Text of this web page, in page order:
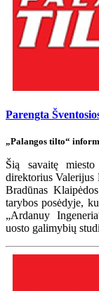
Parengta
„Palangos tilto“
Šią savaitę
direktorius Valerijus
Bradūnas
tarybos posėdyje,
„Ardanuy
uosto galimybių